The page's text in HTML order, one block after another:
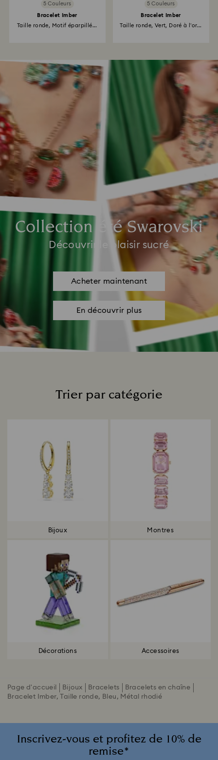
5 Couleurs
Bracelet Imber
Taille ronde, Motif éparpillé...
5 Couleurs
Bracelet Imber
Taille ronde, Vert, Doré à l’or...
Collection été Swarovski
Découvrir le plaisir sucré
Acheter maintenant
En découvrir plus
Trier par catégorie
Bijoux Montres
Décorations Accessoires
Page d'accueil Bijoux Bracelets
Bracelets en chaîne
Bracelet Imber, Taille ronde, Bleu, Métal rhodié
Inscrivez-vous et profitez de 10% de
remise*